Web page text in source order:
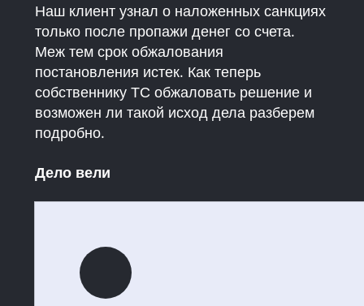
Наш клиент узнал о наложенных санкциях
только после пропажи денег со счета.
Меж тем срок обжалования
постановления истек. Как теперь
собственнику ТС обжаловать решение и
возможен ли такой исход дела разберем
подробно.
Дело вели